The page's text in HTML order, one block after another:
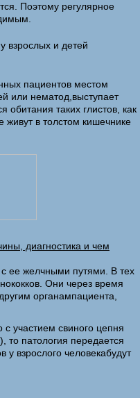
Поэтому регулярное
пациентов местом
или нематод,выступает
обитания таких глистов, как
живут в толстом кишечнике
диагностика и чем
ее желчными путями. В тех
Они через время
органампациента,
участием свиного цепня
то патология передается
у взрослого человекабудут